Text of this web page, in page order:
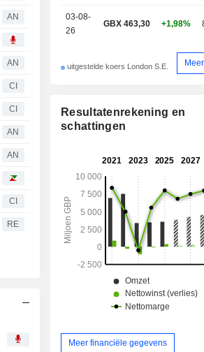
AN
AN
CI
CI
AN
AN
CI
RE
03-08-
26
GBX 463,30 +1,98%
uitgestelde koers London S.E.
Resultatenrekening en
schattingen
Meer financiële gegevens